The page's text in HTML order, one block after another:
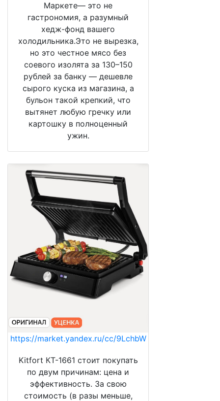
Маркете— это не
гастрономия, а разумный
хедж-фонд вашего
холодильника.Это не вырезка,
но это честное мясо без
соевого изолята за 130–150
рублей за банку — дешевле
сырого куска из магазина, а
бульон такой крепкий, что
вытянет любую гречку или
картошку в полноценный
ужин.
https://market.yandex.ru/cc/9LchbW
Kitfort КТ-1661 стоит покупать
по двум причинам: цена и
эффективность. За свою
стоимость (в разы меньше,